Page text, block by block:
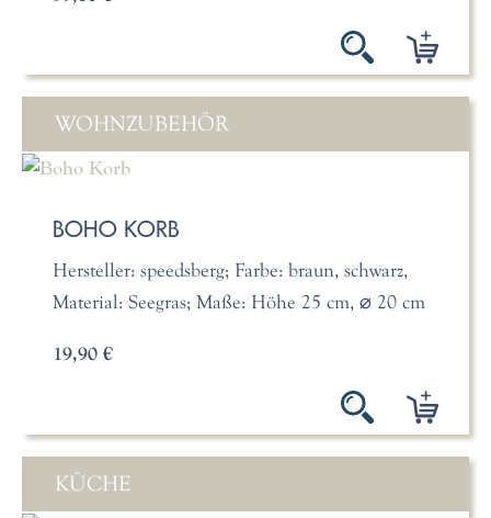
WOHNZUBEHÖR
BOHO KORB
Hersteller: speedsberg; Farbe: braun, schwarz,
Material: Seegras; Maße: Höhe 25 cm, ⌀ 20 cm
19,90 €
KÜCHE